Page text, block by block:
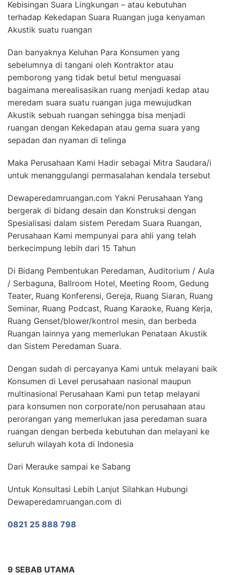
Kebisingan Suara Lingkungan – atau kebutuhan
terhadap Kekedapan Suara Ruangan juga kenyaman
Akustik suatu ruangan
Dan banyaknya Keluhan Para Konsumen yang
sebelumnya di tangani oleh Kontraktor atau
pemborong yang tidak betul betul menguasai
bagaimana merealisasikan ruang menjadi kedap atau
meredam suara suatu ruangan juga mewujudkan
Akustik sebuah ruangan sehingga bisa menjadi
ruangan dengan Kekedapan atau gema suara yang
sepadan dan nyaman di telinga
Maka Perusahaan Kami Hadir sebagai Mitra Saudara/i
untuk menanggulangi permasalahan kendala tersebut
Dewaperedamruangan.com Yakni Perusahaan Yang
bergerak di bidang desain dan Konstruksi dengan
Spesialisasi dalam sistem Peredam Suara Ruangan,
Perusahaan Kami mempunyai para ahli yang telah
berkecimpung lebih dari 15 Tahun
Di Bidang Pembentukan Peredaman, Auditorium / Aula
/ Serbaguna, Ballroom Hotel, Meeting Room, Gedung
Teater, Ruang Konferensi, Gereja, Ruang Siaran, Ruang
Seminar, Ruang Podcast, Ruang Karaoke, Ruang Kerja,
Ruang Genset/blower/kontrol mesin, dan berbeda
Ruangan lainnya yang memerlukan Penataan Akustik
dan Sistem Peredaman Suara.
Dengan sudah di percayanya Kami untuk melayani baik
Konsumen di Level perusahaan nasional maupun
multinasional Perusahaan Kami pun tetap melayani
para konsumen non corporate/non perusahaan atau
perorangan yang memerlukan jasa peredaman suara
ruangan dengan berbeda kebutuhan dan melayani ke
seluruh wilayah kota di Indonesia
Dari Merauke sampai ke Sabang
Untuk Konsultasi Lebih Lanjut Silahkan Hubungi
Dewaperedamruangan.com di
0821 25 888 798
9 SEBAB UTAMA